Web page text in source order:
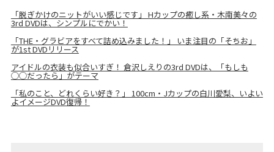
「脱ぎかけのニットがいい感じです」 Hカップの癒し系・木南美々の
3rd DVDは、シンプルにでかい！
「THE・グラビアをすべて詰め込みました！」 いま注目の「そちお」
が1st DVDリリース
アイドルの衣装も似合いすぎ！ 倉沢しえりの3rd DVDは、「もしも
◯◯だったら」がテーマ
「私のこと、どれくらい好き？」 100cm・Jカップの白川愛梨、いよい
よイメージDVD復帰！